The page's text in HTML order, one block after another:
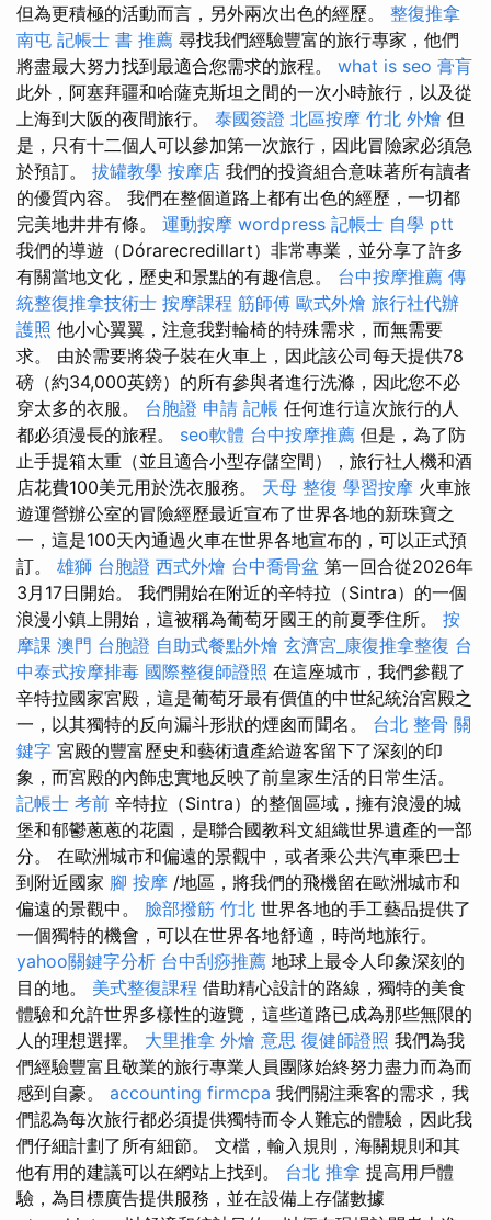
但為更積極的活動而言，另外兩次出色的經歷。 整復推拿
南屯 記帳士 書 推薦 尋找我們經驗豐富的旅行專家，他們
將盡最大努力找到最適合您需求的旅程。 what is seo 膏肓
此外，阿塞拜疆和哈薩克斯坦之間的一次小時旅行，以及從
上海到大阪的夜間旅行。 泰國簽證 北區按摩 竹北 外燴 但
是，只有十二個人可以參加第一次旅行，因此冒險家必須急
於預訂。 拔罐教學 按摩店 我們的投資組合意味著所有讀者
的優質內容。 我們在整個道路上都有出色的經歷，一切都
完美地井井有條。 運動按摩 wordpress 記帳士 自學 ptt
我們的導遊（Dórarecredillart）非常專業，並分享了許多
有關當地文化，歷史和景點的有趣信息。 台中按摩推薦 傳
統整復推拿技術士 按摩課程 筋師傅 歐式外燴 旅行社代辦
護照 他小心翼翼，注意我對輪椅的特殊需求，而無需要
求。 由於需要將袋子裝在火車上，因此該公司每天提供78
磅（約34,000英鎊）的所有參與者進行洗滌，因此您不必
穿太多的衣服。 台胞證 申請 記帳 任何進行這次旅行的人
都必須漫長的旅程。 seo軟體 台中按摩推薦 但是，為了防
止手提箱太重（並且適合小型存儲空間），旅行社人機和酒
店花費100美元用於洗衣服務。 天母 整復 學習按摩 火車旅
遊運營辦公室的冒險經歷最近宣布了世界各地的新珠寶之
一，這是100天內通過火車在世界各地宣布的，可以正式預
訂。 雄獅 台胞證 西式外燴 台中喬骨盆 第一回合從2026年
3月17日開始。 我們開始在附近的辛特拉（Sintra）的一個
浪漫小鎮上開始，這被稱為葡萄牙國王的前夏季住所。 按
摩課 澳門 台胞證 自助式餐點外燴 玄濟宮_康復推拿整復 台
中泰式按摩排毒 國際整復師證照 在這座城市，我們參觀了
辛特拉國家宮殿，這是葡萄牙最有價值的中世紀統治宮殿之
一，以其獨特的反向漏斗形狀的煙囪而聞名。 台北 整骨 關
鍵字 宮殿的豐富歷史和藝術遺產給遊客留下了深刻的印
象，而宮殿的內飾忠實地反映了前皇家生活的日常生活。
記帳士 考前 辛特拉（Sintra）的整個區域，擁有浪漫的城
堡和郁鬱蔥蔥的花園，是聯合國教科文組織世界遺產的一部
分。 在歐洲城市和偏遠的景觀中，或者乘公共汽車乘巴士
到附近國家 腳 按摩 /地區，將我們的飛機留在歐洲城市和
偏遠的景觀中。 臉部撥筋 竹北 世界各地的手工藝品提供了
一個獨特的機會，可以在世界各地舒適，時尚地旅行。
yahoo關鍵字分析 台中刮痧推薦 地球上最令人印象深刻的
目的地。 美式整復課程 借助精心設計的路線，獨特的美食
體驗和允許世界多樣性的遊覽，這些道路已成為那些無限的
人的理想選擇。 大里推拿 外燴 意思 復健師證照 我們為我
們經驗豐富且敬業的旅行專業人員團隊始終努力盡力而為而
感到自豪。 accounting firmcpa 我們關注乘客的需求，我
們認為每次旅行都必須提供獨特而令人難忘的體驗，因此我
們仔細計劃了所有細節。 文檔，輸入規則，海關規則和其
他有用的建議可以在網站上找到。 台北 推拿 提高用戶體
驗，為目標廣告提供服務，並在設備上存儲數據